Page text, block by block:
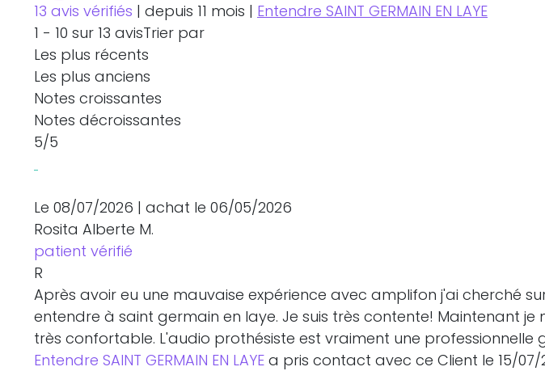
13 avis vérifiés | depuis 11 mois | Entendre SAINT GERMAIN EN LAYE
1 - 10 sur 13 avisTrier par
Les plus récents
Les plus anciens
Notes croissantes
Notes décroissantes
5/5
Le 08/07/2026 | achat le 06/05/2026
Rosita Alberte M.
patient vérifié
R
Après avoir eu une mauvaise expérience avec amplifon j'ai cherché
entendre à saint germain en laye. Je suis très contente! Maintenant
très confortable. L'audio prothésiste est vraiment une
Entendre SAINT GERMAIN EN LAYE a pris contact avec ce Client le 15/07/